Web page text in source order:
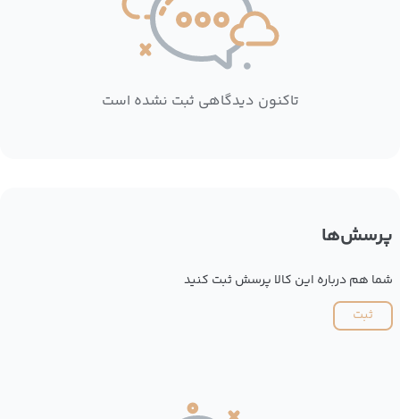
تاکنون دیدگاهی ثبت نشده است
پرسش‌ها
شما هم درباره این کالا پرسش ثبت کنید
ثبت